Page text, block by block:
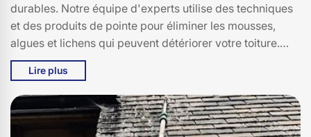
durables. Notre équipe d'experts utilise des techniques
et des produits de pointe pour éliminer les mousses,
algues et lichens qui peuvent détériorer votre toiture.
Grâce à notre savoir-faire, nous assurons non seulement
la propreté de votre toit, mais nous prolongeons
également sa durée de vie. Nous nous engageons à
fournir un service de qualité, personnalisé selon vos
besoins, et à garantir votre satisfaction. Faites confiance
Lire plus